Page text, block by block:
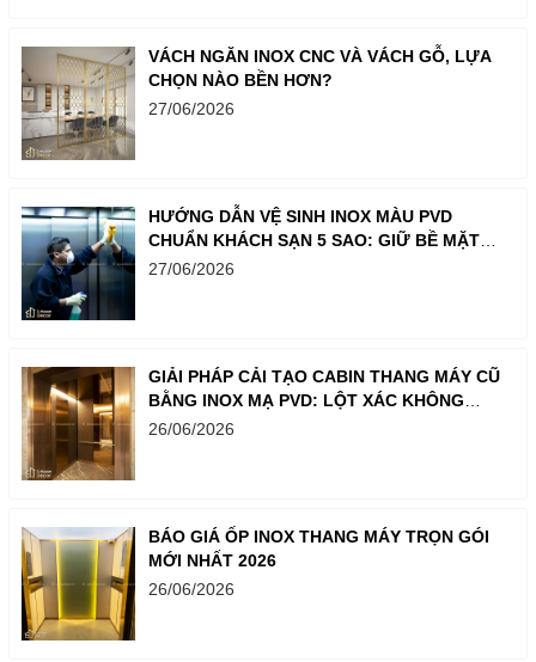
VÁCH NGĂN INOX CNC VÀ VÁCH GỖ, LỰA
CHỌN NÀO BỀN HƠN?
27/06/2026
HƯỚNG DẪN VỆ SINH INOX MÀU PVD
CHUẨN KHÁCH SẠN 5 SAO: GIỮ BỀ MẶT
LUÔN SÁNG BÓNG NHƯ MỚI
27/06/2026
GIẢI PHÁP CẢI TẠO CABIN THANG MÁY CŨ
BẰNG INOX MẠ PVD: LỘT XÁC KHÔNG
GIAN CHỈ TRONG MỘT BƯỚC
26/06/2026
BÁO GIÁ ỐP INOX THANG MÁY TRỌN GÓI
MỚI NHẤT 2026
26/06/2026